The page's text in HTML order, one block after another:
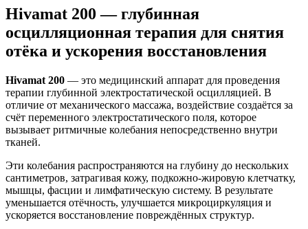
Hivamat 200 — глубинная
осцилляционная терапия для снятия
отёка и ускорения восстановления
Hivamat 200 — это медицинский аппарат для проведения
терапии глубинной электростатической осцилляцией. В
отличие от механического массажа, воздействие создаётся за
счёт переменного электростатического поля, которое
вызывает ритмичные колебания непосредственно внутри
тканей.
Эти колебания распространяются на глубину до нескольких
сантиметров, затрагивая кожу, подкожно-жировую клетчатку,
мышцы, фасции и лимфатическую систему. В результате
уменьшается отёчность, улучшается микроциркуляция и
ускоряется восстановление повреждённых структур.